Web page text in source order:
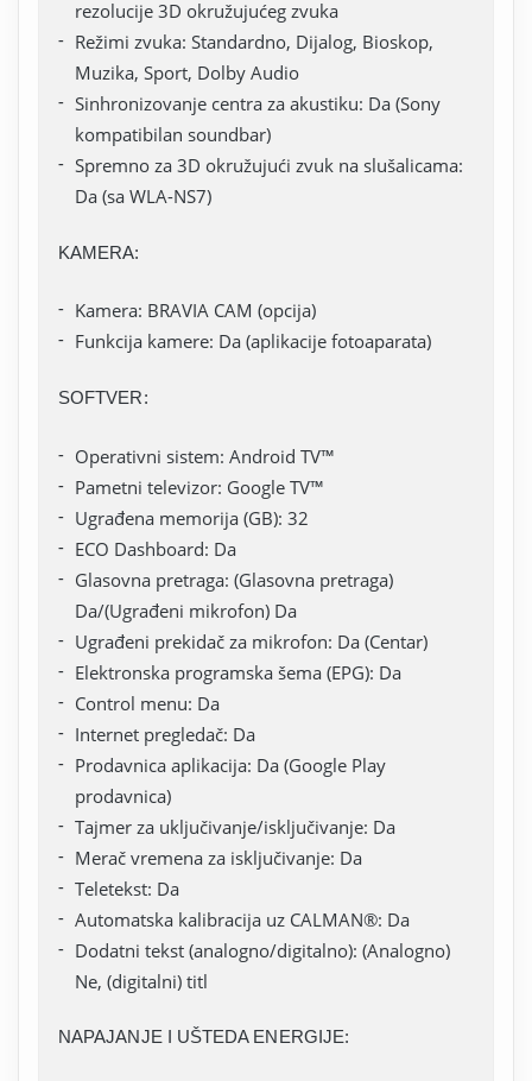
rezolucije 3D okružujućeg zvuka
Režimi zvuka: Standardno, Dijalog, Bioskop,
Muzika, Sport, Dolby Audio
Sinhronizovanje centra za akustiku: Da (Sony
kompatibilan soundbar)
Spremno za 3D okružujući zvuk na slušalicama:
Da (sa WLA-NS7)
KAMERA:
Kamera: BRAVIA CAM (opcija)
Funkcija kamere: Da (aplikacije fotoaparata)
SOFTVER:
Operativni sistem: Android TV™
Pametni televizor: Google TV™
Ugrađena memorija (GB): 32
ECO Dashboard: Da
Glasovna pretraga: (Glasovna pretraga)
Da/(Ugrađeni mikrofon) Da
Ugrađeni prekidač za mikrofon: Da (Centar)
Elektronska programska šema (EPG): Da
Control menu: Da
Internet pregledač: Da
Prodavnica aplikacija: Da (Google Play
prodavnica)
Tajmer za uključivanje/isključivanje: Da
Merač vremena za isključivanje: Da
Teletekst: Da
Automatska kalibracija uz CALMAN®: Da
Dodatni tekst (analogno/digitalno): (Analogno)
Ne, (digitalni) titl
NAPAJANJE I UŠTEDA ENERGIJE: